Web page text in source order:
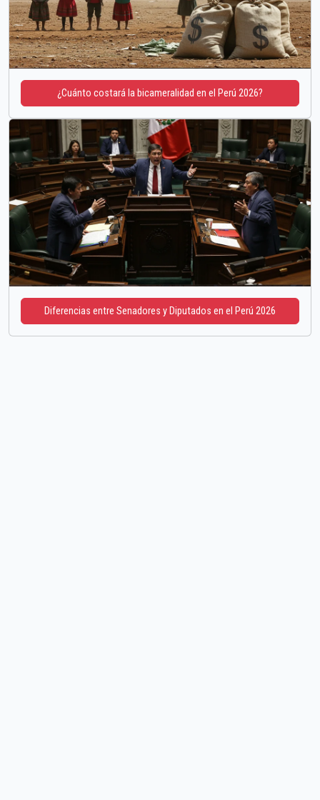
¿Cuánto costará la bicameralidad en el Perú 2026?
Diferencias entre Senadores y Diputados en el Perú 2026